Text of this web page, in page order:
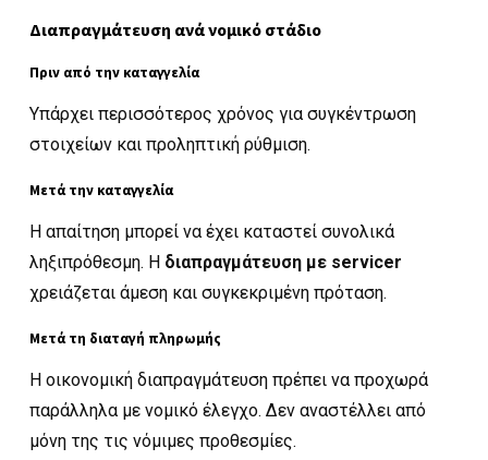
Διαπραγμάτευση ανά νομικό στάδιο
Πριν από την καταγγελία
Υπάρχει περισσότερος χρόνος για συγκέντρωση
στοιχείων και προληπτική ρύθμιση.
Μετά την καταγγελία
Η απαίτηση μπορεί να έχει καταστεί συνολικά
ληξιπρόθεσμη. Η διαπραγμάτευση με servicer
χρειάζεται άμεση και συγκεκριμένη πρόταση.
Μετά τη διαταγή πληρωμής
Η οικονομική διαπραγμάτευση πρέπει να προχωρά
παράλληλα με νομικό έλεγχο. Δεν αναστέλλει από
μόνη της τις νόμιμες προθεσμίες.